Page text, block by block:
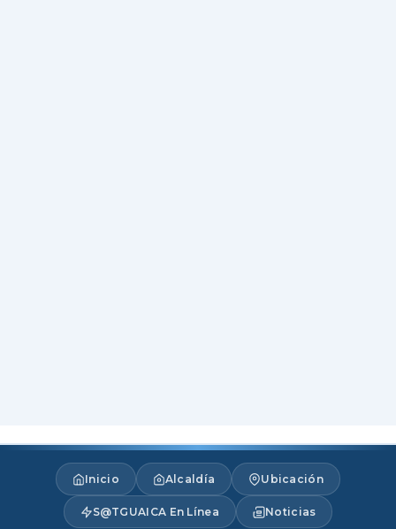
Inicio Alcaldía Ubicación
S@TGUAICA En Línea Noticias